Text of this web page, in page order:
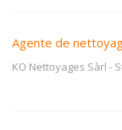
Agente de
KO Nettoyages Sàrl -